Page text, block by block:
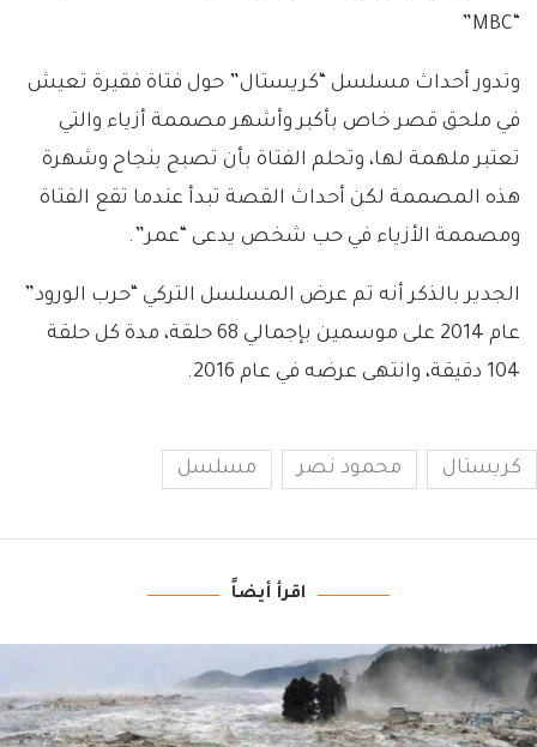
“MBC”
وتدور أحداث مسلسل “كريستال” حول فتاة فقيرة تعيش
في ملحق قصر خاص بأكبر وأشهر مصممة أزياء والتي
تعتبر ملهمة لها، وتحلم الفتاة بأن تصبح بنجاح وشهرة
هذه المصممة لكن أحداث القصة تبدأ عندما تقع الفتاة
ومصممة الأزياء في حب شخص يدعى “عمر”.
الجدير بالذكر أنه تم عرض المسلسل التركي “حرب الورود”
عام 2014 على موسمين بإجمالي 68 حلقة، مدة كل حلقة
104 دقيقة، وانتهى عرضه في عام 2016.
كريستال محمود نصر مسلسل
اقرأ أيضاً